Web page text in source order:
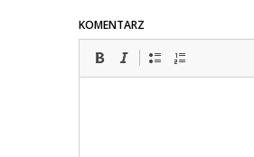
KOMENTARZ